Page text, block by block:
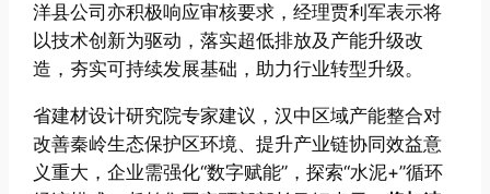
洋县公司亦积极响应审核要求，经理贾利军表示将
以技术创新为驱动，落实超低排放及产能升级改
造，夯实可持续发展基础，助力行业转型升级。
省建材设计研究院专家建议，汉中区域产能整合对
改善秦岭生态保护区环境、提升产业链协同效益意
义重大，企业需强化“数字赋能”，探索“水泥+”循环